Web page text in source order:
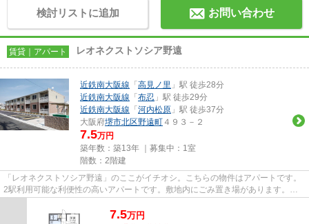
検討リストに追加 お問い合わせ
賃貸｜アパート レオネクストソシア野遠
近鉄南大阪線 「 高見ノ里 」駅 徒歩28分
近鉄南大阪線 「 布忍 」駅 徒歩29分
近鉄南大阪線 「 河内松原 」駅 徒歩37分
大阪府堺市北区野遠町 ４９３－２
7.5万円
築年数：築13年 ｜募集中： 1室
階数：2階建
「レオネクストソシア野遠」のここがイチオシ。こちらの物件はアパートです。
2駅利用可能な利便性の高いアパートです。敷地内にごみ置き場があります。お
7.5万円